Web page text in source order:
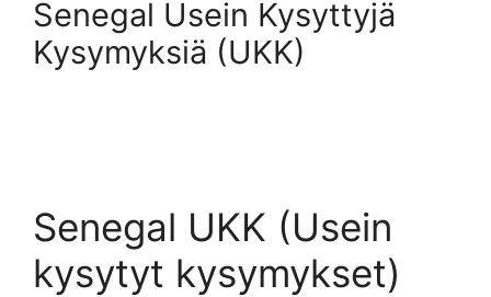
Senegal Usein Kysyttyjä
Kysymyksiä (UKK)
Senegal UKK (Usein
kysytyt kysymykset)